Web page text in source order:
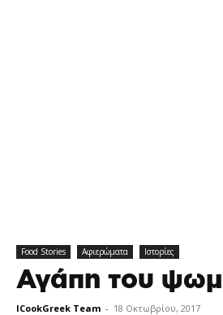
Food Stories Αφιερώματα Ιστορίες
Αγάπη του
ICookGreek Team - 18 Οκτωβρίου, 2017